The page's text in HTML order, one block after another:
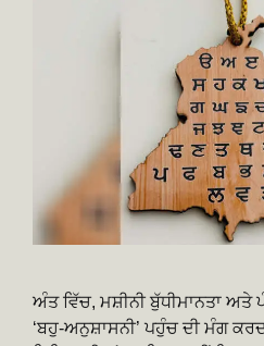
ਅੰਤ ਵਿੱਚ, ਮਸ਼ੀਨੀ ਬੁੱਧੀਮਾਨਤਾ ਅਤੇ
‘ਬਹੁ-ਅਨੁਸ਼ਾਸਨੀ’ ਪਹੁੰਚ ਦੀ ਮੰਗ